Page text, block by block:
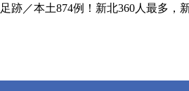
足跡／本土874例！新北360人最多，